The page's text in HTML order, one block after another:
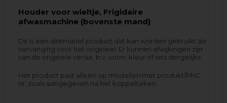
Houder voor wieltje, Frigidaire
afwasmachine (bovenste mand)
Dit is een alternatief product dat kan worden gebruikt als
vervanging voor het origineel. Er kunnen afwijkingen zijn
van de originele versie, b.v. vorm, kleur of iets dergelijks.
Het product past alleen op modellen met produkt/PNC
nr. zoals aangegeven na het koppelteken.